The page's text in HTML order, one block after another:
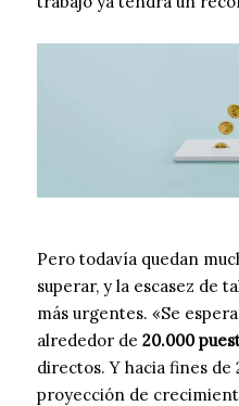
Pero todavía quedan
superar, y la escasez de
más urgentes. «Se
alrededor de 20.000
directos. Y hacia fines de
proyección de